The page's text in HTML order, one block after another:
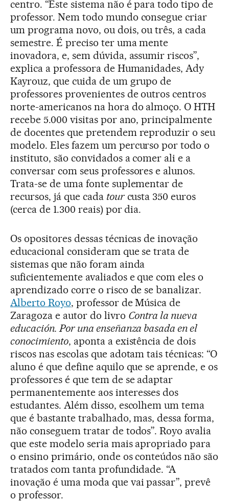
centro. “Este sistema não é para todo tipo de
professor. Nem todo mundo consegue criar
um programa novo, ou dois, ou três, a cada
semestre. É preciso ter uma mente
inovadora, e, sem dúvida, assumir riscos”,
explica a professora de Humanidades, Ady
Kayrouz, que cuida de um grupo de
professores provenientes de outros centros
norte-americanos na hora do almoço. O HTH
recebe 5.000 visitas por ano, principalmente
de docentes que pretendem reproduzir o seu
modelo. Eles fazem um percurso por todo o
instituto, são convidados a comer ali e a
conversar com seus professores e alunos.
Trata-se de uma fonte suplementar de
recursos, já que cada tourcusta 350 euros
(cerca de 1.300 reais) por dia.
Os opositores dessas técnicas de inovação
educacional consideram que se trata de
sistemas que não foram ainda
suficientemente avaliados e que com eles o
aprendizado corre o risco de se banalizar.
Alberto Royo, professor de Música de
Zaragoza e autor do livro Contra la nueva
educación. Por una enseñanza basada en el
conocimiento, aponta a existência de dois
riscos nas escolas que adotam tais técnicas: “O
aluno é que define aquilo que se aprende, e os
professores é que tem de se adaptar
permanentemente aos interesses dos
estudantes. Além disso, escolhem um tema
que é bastante trabalhado, mas, dessa forma,
não conseguem tratar de todos”. Royo avalia
que este modelo seria mais apropriado para
o ensino primário, onde os conteúdos não são
tratados com tanta profundidade. “A
inovação é uma moda que vai passar”, prevê
o professor.